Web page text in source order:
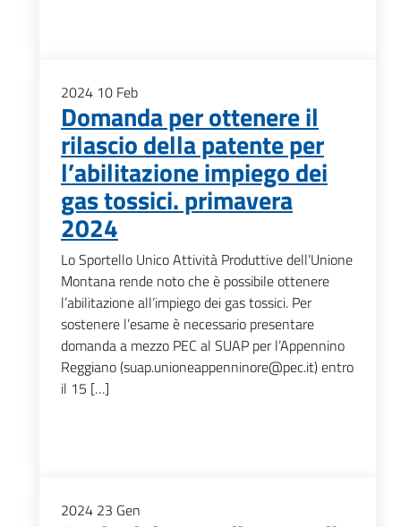
2024 10 Feb
Domanda per ottenere il
rilascio della patente per
l’abilitazione impiego dei
gas tossici. primavera
2024
Lo Sportello Unico Attività Produttive dell’Unione
Montana rende noto che è possibile ottenere
l’abilitazione all’impiego dei gas tossici. Per
sostenere l’esame è necessario presentare
domanda a mezzo PEC al SUAP per l’Appennino
Reggiano (suap.unioneappenninore@pec.it) entro
il 15 […]
2024 23 Gen